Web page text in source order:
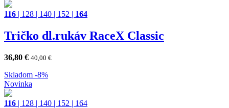
116 | 128 | 140 | 152 | 164
Tričko dl.rukáv RaceX Classic
36,80 € 40,00 €
Skladom -8%
Novinka
116 | 128 | 140 | 152 | 164